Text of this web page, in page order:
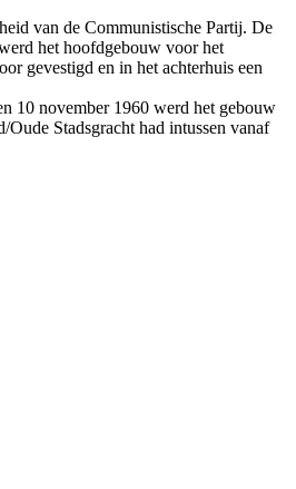
van de Communistische Partij. De
het hoofdgebouw voor het
gevestigd en in het achterhuis een
10 november 1960 werd het gebouw
Stadsgracht had intussen vanaf